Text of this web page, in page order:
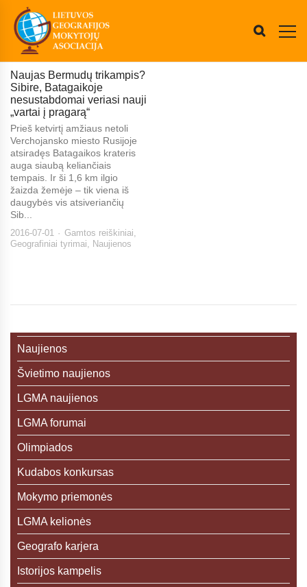
Naujas Bermudų trikampis?
Sibire, Batagaikoje
nesustabdomai veriasi nauji
„vartai į pragarą“
Prieš ketvirtį amžiaus netoli
Verchojansko miesto Rusijoje
atsiradęs Batagaikos krateris
auga siaubą keliančiais
tempais. Ir ši 1,6 km ilgio
žaizda žemėje – tik viena iš
daugybės vis atsiveriančių
Sib...
2016-07-01 Gamtos reiškiniai,
Geografiniai tyrimai, Naujienos
Naujienos
Švietimo naujienos
LGMA naujienos
LGMA forumai
Olimpiados
Kudabos konkursas
Mokymo priemonės
LGMA kelionės
Geografo karjera
Istorijos kampelis